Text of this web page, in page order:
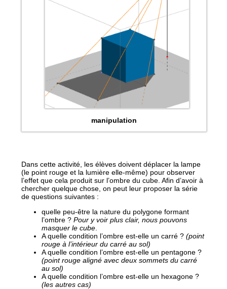
manipulation
Dans cette activité, les élèves doivent déplacer la lampe
(le point rouge et la lumière elle-même) pour observer
l’effet que cela produit sur l’ombre du cube. Afin d’avoir à
chercher quelque chose, on peut leur proposer la série
de questions suivantes :
quelle peu-être la nature du polygone formant
l’ombre ? Pour y voir plus clair, nous pouvons
masquer le cube
A quelle condition l’ombre est-elle un carré ? (point
rouge à l’intérieur du carré au sol)
A quelle condition l’ombre est-elle un pentagone ?
(point rouge aligné avec deux sommets du carré
au sol)
A quelle condition l’ombre est-elle un hexagone ?
(les autres cas)